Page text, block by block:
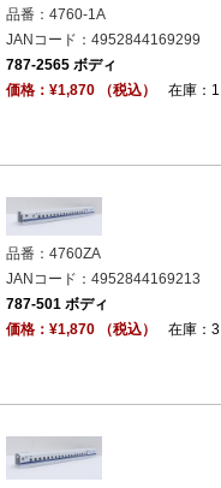
品番：4760-1A
JANコード：4952844169299
787-2565 ボディ
価格：¥1,870 （税込）
在庫：1
品番：4760ZA
JANコード：4952844169213
787-501 ボディ
価格：¥1,870 （税込）
在庫：3